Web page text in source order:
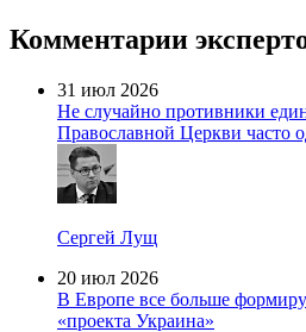
Комментарии
31 июл 2026
Не случайно противники
Православной Церкви часто
Сергей Лущ
20 июл 2026
В Европе все больше
«проекта Украина»